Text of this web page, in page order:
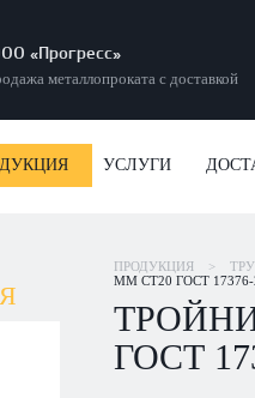
«Прогресс»
металлопроката с доставкой
УСЛУГИ
ПРОДУКЦИЯ >
ММ СТ20 ГОСТ 17376-
ГОСТ